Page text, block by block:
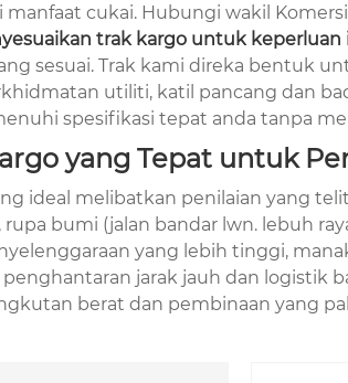
cukai. Hubungi wakil
trak kargo untuk
sesuai. Trak kami direka bentuk
utiliti, katil pancang dan
spesifikasi tepat anda tanpa
yang Tepat untuk
ideal melibatkan penilaian yang
rupa bumi (jalan bandar lwn. lebuh
yang lebih tinggi,
jarak jauh dan logistik
berat dan pembinaan yang